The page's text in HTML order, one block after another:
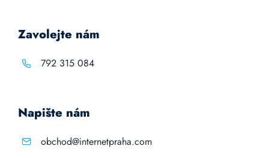
Zavolejte nám
792 315 084
Napište nám
obchod@internetpraha.com